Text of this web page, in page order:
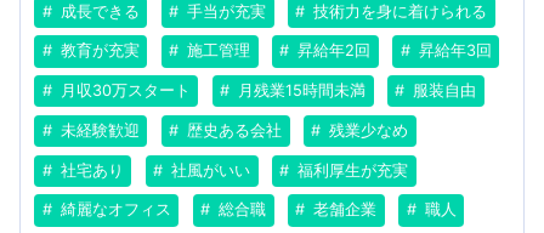
成長できる 手当が充実 技術力を身に着けられる
教育が充実 施工管理 昇給年2回 昇給年3回
月収30万スタート 月残業15時間未満 服装自由
未経験歓迎 歴史ある会社 残業少なめ
社宅あり 社風がいい 福利厚生が充実
綺麗なオフィス 総合職 老舗企業 職人